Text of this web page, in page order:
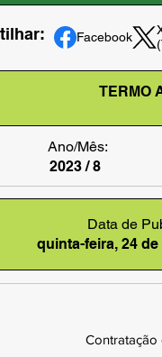
Facebook
TERMO
Ano/Mês:
2023 / 8
Data de
quinta-feira, 24
Contratação